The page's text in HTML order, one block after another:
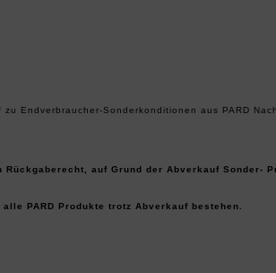
Endverbraucher-Sonderkonditionen aus PARD
auf Grund der Abverkauf Sonder-
PARD Produkte trotz Abverkauf bestehen.